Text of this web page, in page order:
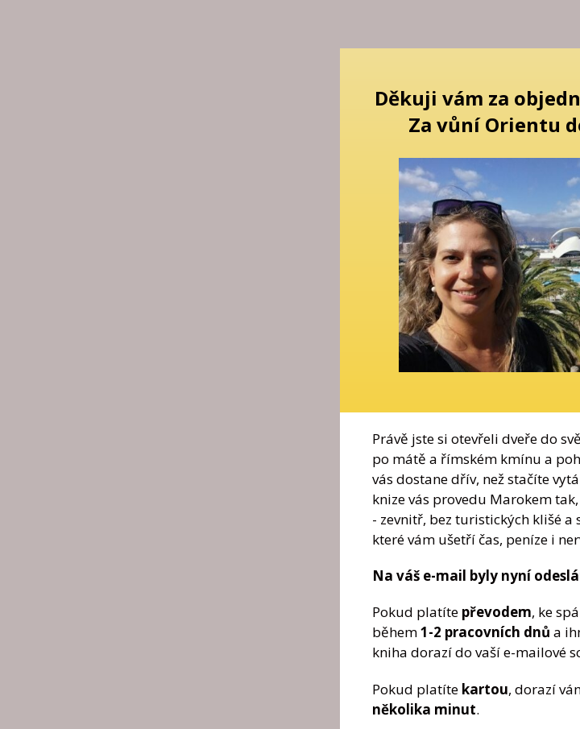
Děkuji vám za
Za vůní Orientu
Právě jste si otevřeli dveře do
po mátě a římském kmínu a
vás dostane dřív, než stačíte
knize vás provedu Marokem
- zevnitř, bez turistických klišé
které vám ušetří čas, peníze i
Na váš e-mail byly nyní
Pokud platíte převodem, ke
během1-2 pracovních dnů a
kniha dorazí do vaší e-mailové
Pokud platíte kartou, dorazí
několika minut.